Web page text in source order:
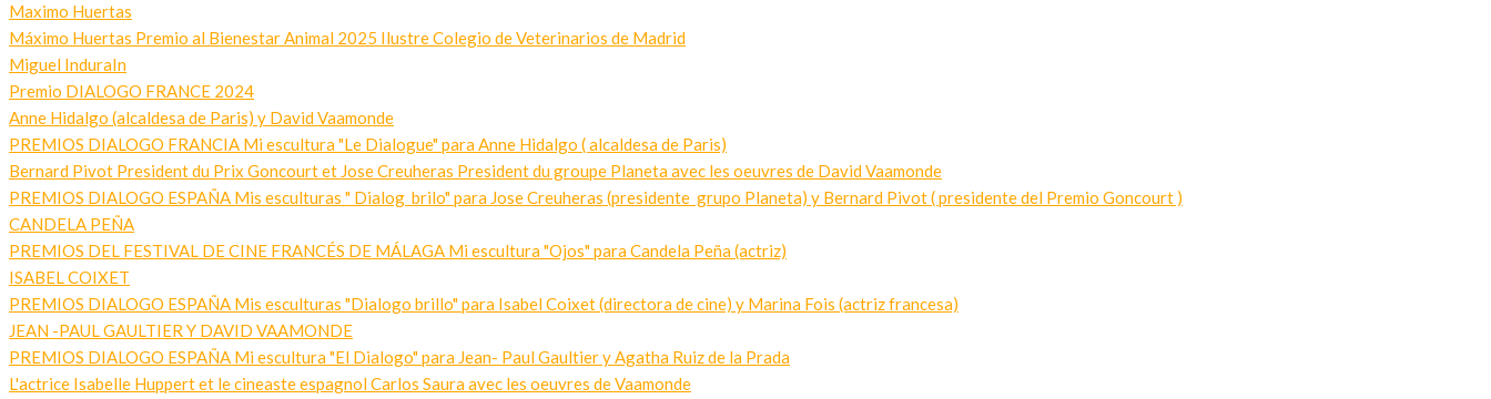
Maximo Huertas
Máximo Huertas Premio al Bienestar Animal 2025 Ilustre Colegio de Veterinarios de Madrid
Miguel InduraIn
Premio DIALOGO FRANCE 2024
Anne Hidalgo (alcaldesa de Paris) y David Vaamonde
PREMIOS DIALOGO FRANCIA Mi escultura "Le Dialogue" para Anne Hidalgo ( alcaldesa de Paris)
Bernard Pivot President du Prix Goncourt et Jose Creuheras President du groupe Planeta avec les oeuvres de David Vaamonde
PREMIOS DIALOGO ESPAÑA Mis esculturas " Dialog brilo" para Jose Creuheras (presidente grupo Planeta) y Bernard Pivot ( presidente del Premio Goncourt )
CANDELA PEÑA
PREMIOS DEL FESTIVAL DE CINE FRANCÉS DE MÁLAGA Mi escultura "Ojos" para Candela Peña (actriz)
ISABEL COIXET
PREMIOS DIALOGO ESPAÑA Mis esculturas "Dialogo brillo" para Isabel Coixet (directora de cine) y Marina Fois (actriz francesa)
JEAN -PAUL GAULTIER Y DAVID VAAMONDE
PREMIOS DIALOGO ESPAÑA Mi escultura "El Dialogo" para Jean- Paul Gaultier y Agatha Ruiz de la Prada
L'actrice Isabelle Huppert et le cineaste espagnol Carlos Saura avec les oeuvres de Vaamonde